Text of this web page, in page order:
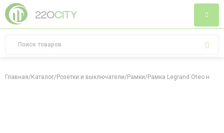
Главная/Каталог/Розетки и выключатели/Рамки/Рамка Legrand Oteo на 2